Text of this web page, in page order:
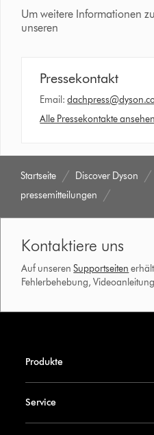
Um weitere Informationen
unseren
Pressekontakt
Email:
Alle Pressekontakte ansehen
Startseite Discover Dyson
pressemitteilungen
Kontaktiere uns
Auf unserenSupportseiten
Fehlerbehebung,
Produkte
Service